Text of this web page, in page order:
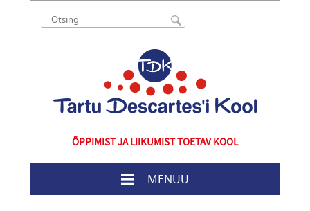
ÕPPIMIST JA LIIKUMIST TOETAV KOOL
MENÜÜ